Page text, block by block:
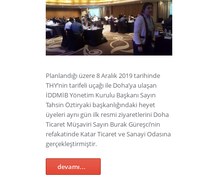
Planlandığı üzere 8 Aralık 2019 tarihinde
THY’nin tarifeli uçağı ile Doha’ya ulaşan
İDDMİB Yönetim Kurulu Başkanı Sayın
Tahsin Öztiryaki başkanlığındaki heyet
üyeleri aynı gün ilk resmi ziyaretlerini Doha
Ticaret Müşaviri Sayın Burak Güreşci’nin
refakatinde Katar Ticaret ve Sanayi Odasına
gerçekleştirmiştir.
devamı...